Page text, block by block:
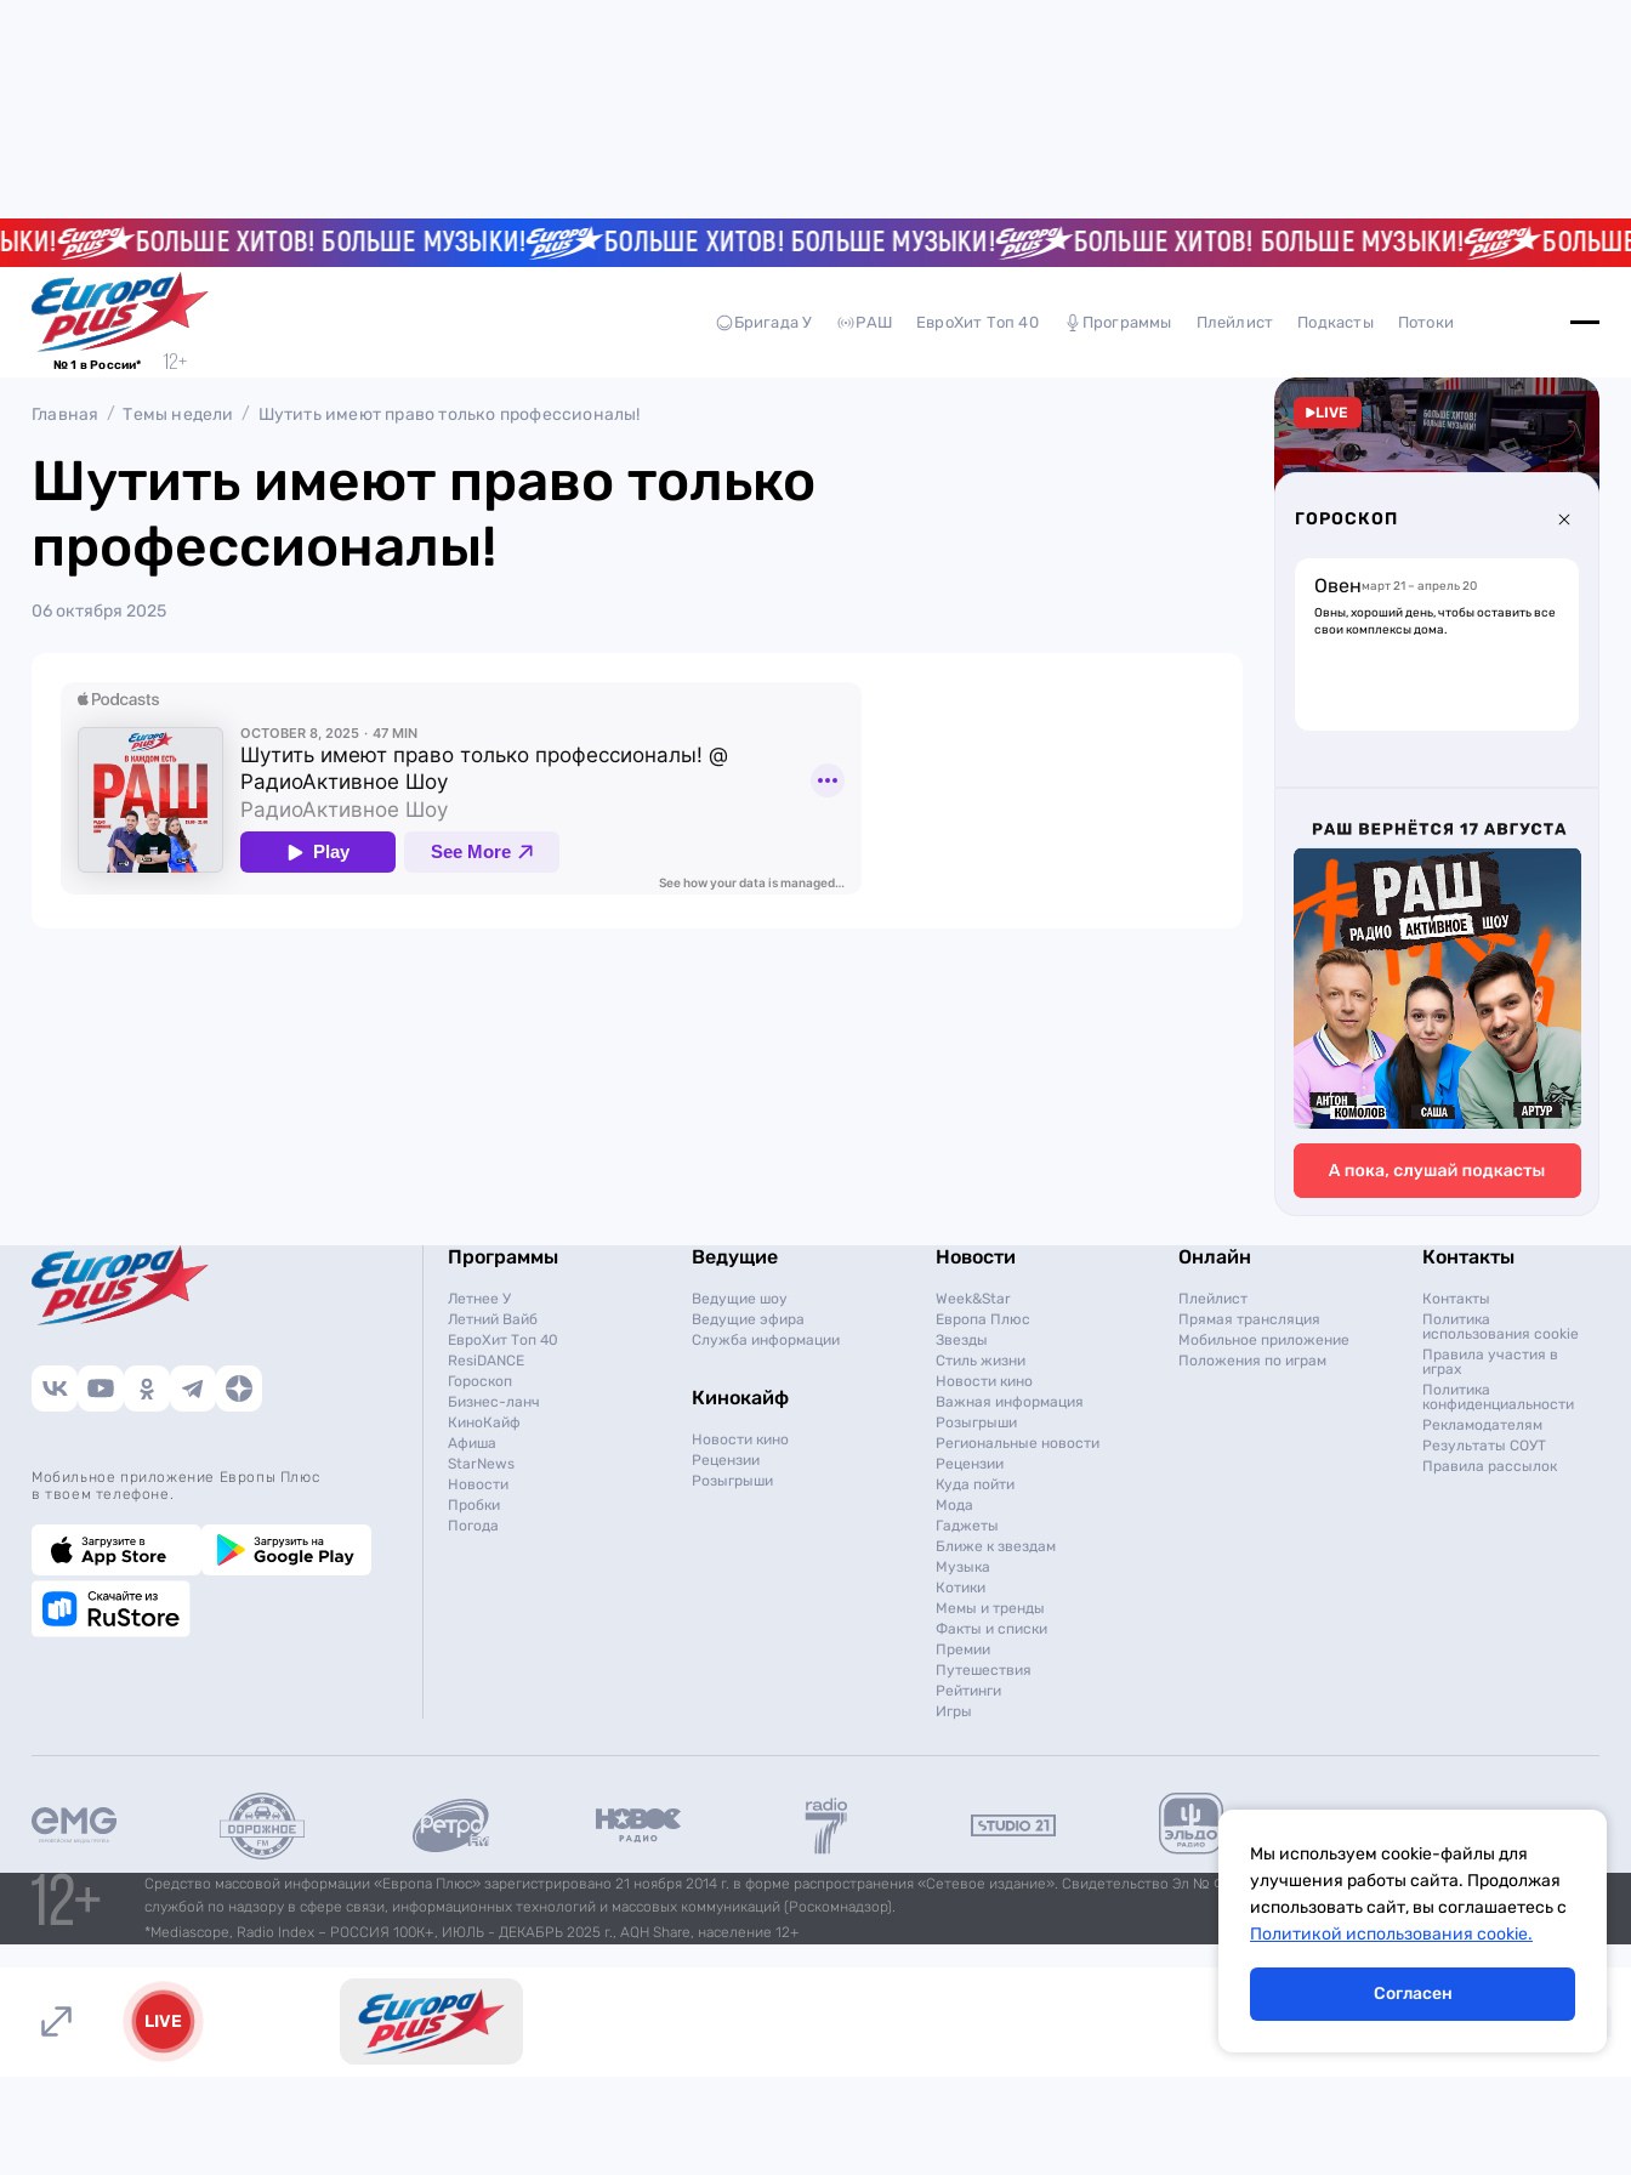
БОЛЬШЕ ХИТОВ! БОЛЬШЕ МУЗЫКИ! БОЛЬШЕ ХИТОВ! БОЛЬШЕ МУЗЫКИ! БОЛЬШЕ ХИТОВ! БОЛЬШЕ МУЗЫКИ! БОЛЬШЕ
№ 1 в России*
Бригада У РАШ ЕвроХит Топ 40 Программы Плейлист Подкасты Потоки
Главная Темы недели Шутить имеют право только профессионалы!
Шутить имеют право только
профессионалы!
06 октября 2025
LIVE
ГОРОСКОП
Овенмарт 21 – апрель 20
Овны, хороший день, чтобы оставить все
свои комплексы дома.
Мобильное приложение Европы Плюс
в твоем телефоне.
Программы
Летнее У
Летний Вайб
ЕвроХит Топ 40
ResiDANCE
Гороскоп
Бизнес-ланч
КиноКайф
Афиша
StarNews
Новости
Пробки
Погода
Ведущие
Ведущие шоу
Ведущие эфира
Служба информации
Кинокайф
Новости кино
Рецензии
Розыгрыши
Новости
Week&Star
Европа Плюс
Звезды
Стиль жизни
Новости кино
Важная информация
Розыгрыши
Региональные новости
Рецензии
Куда пойти
Мода
Гаджеты
Ближе к звездам
Музыка
Котики
Мемы и тренды
Факты и списки
Премии
Путешествия
Рейтинги
Игры
Онлайн
Плейлист
Прямая трансляция
Мобильное приложение
Положения по играм
Контакты
Контакты
Политика
использования cookie
Правила участия в
играх
Политика
конфиденциальности
Рекламодателям
Результаты СОУТ
Правила рассылок
Средство массовой информации «Европа Плюс» зарегистрировано 21 ноября 2014 г. в форме распространения «Сетевое издание». Свидетельство Эл № ФС77-59972 от 21.11.2014 выдано Федеральной
службой по надзору в сфере связи, информационных технологий и массовых коммуникаций (Роскомнадзор).
*Mediascope, Radio Index – РОССИЯ 100К+, ИЮЛЬ - ДЕКАБРЬ 2025 г., AQH Share, население 12+
LIVE
Мы используем cookie-файлы для
улучшения работы сайта. Продолжая
использовать сайт, вы соглашаетесь с
Политикой использования cookie.
Согласен